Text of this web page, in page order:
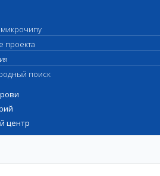
проекта
поиск
центр